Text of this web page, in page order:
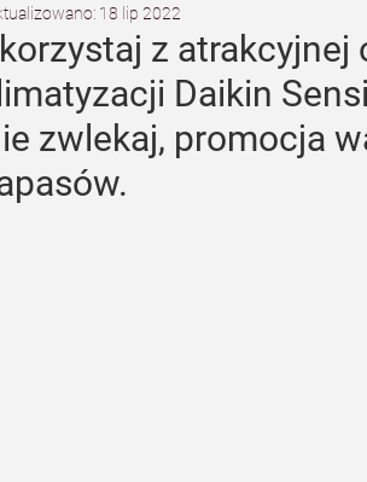
18 lip 2022
z
Daikin
zwlekaj, promocja